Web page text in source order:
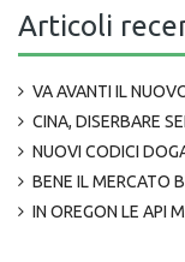
Articoli
VA AVANTI IL
CINA, DISERBARE
NUOVI CODICI
BENE IL MERCATO
IN OREGON LE API